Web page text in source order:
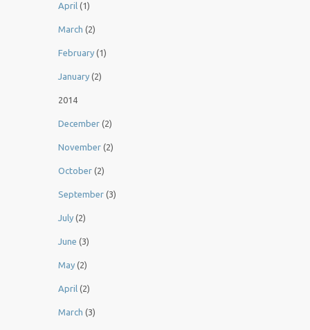
April (1)
March (2)
February (1)
January (2)
2014
December (2)
November (2)
October (2)
September (3)
July (2)
June (3)
May (2)
April (2)
March (3)